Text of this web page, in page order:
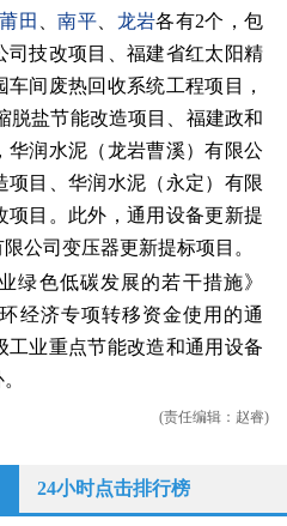
莆田 、南平 龙岩各有2个，包
司技改项目、福建省红太阳精
间废热回收系统工程项目，
脱盐节能改造项目、福建政和
华润水泥（龙岩曹溪）有限公
项目、华润水泥（永定）有限
项目。此外，通用设备更新提
公司变压器更新提标项目。
绿色低碳发展的若干措施》
经济专项转移资金使用的通
工业重点节能改造和通用设备
(责任编辑：赵睿)
24小时点击排行榜